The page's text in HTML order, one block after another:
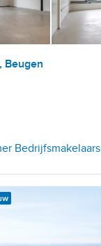
Beugen
Bedrijfsmakelaars